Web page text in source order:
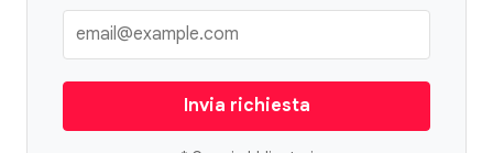
Invia richiesta